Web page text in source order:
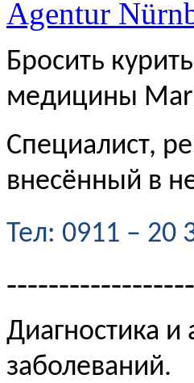
Agentur
Бросить
медицины
Специалист,
внесённый в
Teл: 0911 – 20
Диагностика и
заболеваний.